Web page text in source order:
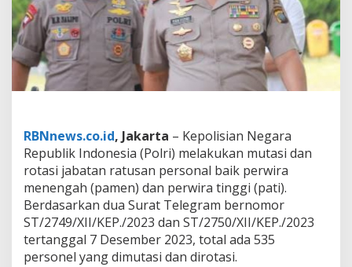
B
r
g
e
n
a
n
F
i
t
r
i
J
a
b
RBNnews.co.id, Jakarta – Kepolisian Negara
Republik Indonesia (Polri) melakukan mutasi dan
rotasi jabatan ratusan personal baik perwira
menengah (pamen) dan perwira tinggi (pati).
Berdasarkan dua Surat Telegram bernomor
ST/2749/XII/KEP./2023 dan ST/2750/XII/KEP./2023
tertanggal 7 Desember 2023, total ada 535
personel yang dimutasi dan dirotasi.